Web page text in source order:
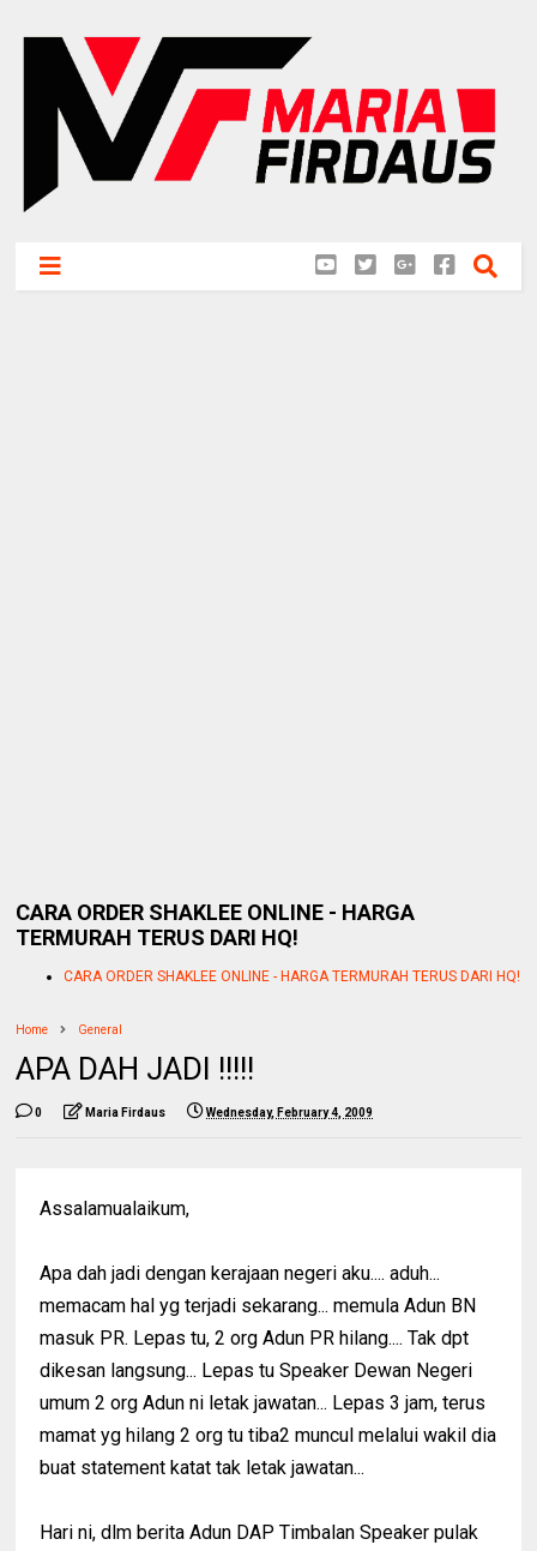
CARA ORDER SHAKLEE ONLINE - HARGA
TERMURAH TERUS DARI HQ!
CARA ORDER SHAKLEE ONLINE - HARGA TERMURAH TERUS DARI HQ!
Home General
APA DAH JADI !!!!!
0 Maria Firdaus Wednesday, February 4, 2009
Assalamualaikum,
Apa dah jadi dengan kerajaan negeri aku.... aduh...
memacam hal yg terjadi sekarang... memula Adun BN
masuk PR. Lepas tu, 2 org Adun PR hilang.... Tak dpt
dikesan langsung... Lepas tu Speaker Dewan Negeri
umum 2 org Adun ni letak jawatan... Lepas 3 jam, terus
mamat yg hilang 2 org tu tiba2 muncul melalui wakil dia
buat statement katat tak letak jawatan...
Hari ni, dlm berita Adun DAP Timbalan Speaker pulak